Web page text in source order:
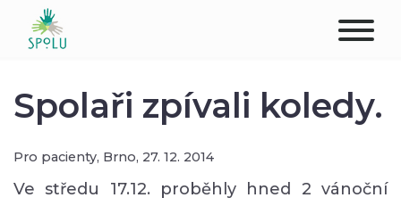
KONTAKT
PODPOŘTE NÁS
Spolaři zpívali koledy.
Pro pacienty, Brno, 27. 12. 2014
Ve středu 17.12. proběhly hned 2 vánoční